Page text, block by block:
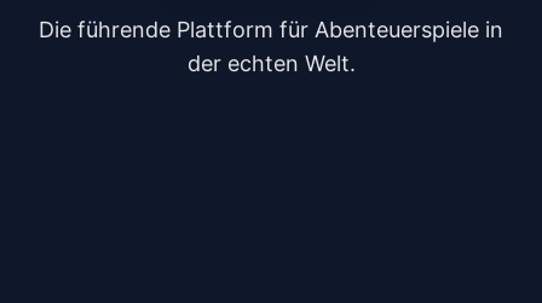
Die führende Plattform für Abenteuerspiele in
der echten Welt.